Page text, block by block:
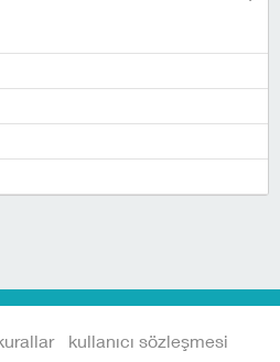
kullanıcı sözleşmesi